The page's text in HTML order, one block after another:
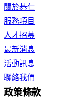
關於碁仕
服務項目
人才招募
最新消息
活動訊息
聯絡我們
政策條款